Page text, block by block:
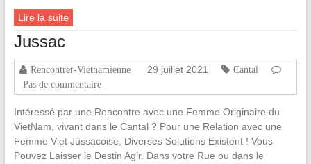
Lire la suite
Jussac
Rencontrer-Vietnamienne 29 juillet 2021
Cantal
Pas de commentaire
Intéressé par une Rencontre avec une Femme Originaire du
VietNam, vivant dans le Cantal ? Pour une Relation avec une
Femme Viet Jussacoise, Diverses Solutions Existent ! Vous
Pouvez Laisser le Destin Agir. Dans votre Rue ou dans le